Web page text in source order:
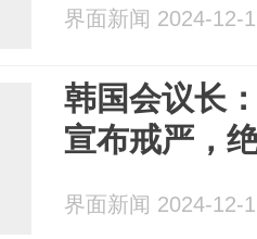
界面新闻 2024-12-
韩国会议长
宣布戒严，
界面新闻 2024-12-